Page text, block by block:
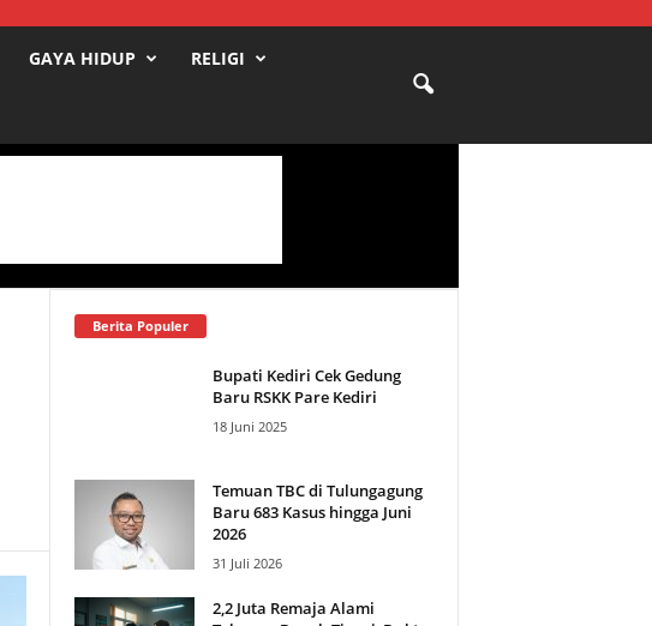
GAYA HIDUP RELIGI
Berita Populer
Bupati Kediri Cek Gedung
Baru RSKK Pare Kediri
18 Juni 2025
Temuan TBC di Tulungagung
Baru 683 Kasus hingga Juni
2026
31 Juli 2026
2,2 Juta Remaja Alami